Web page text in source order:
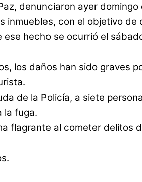
denunciaron ayer
inmuebles, con el objetivo
hecho se ocurrió el
los daños han sido graves
de la Policía, a siete
la fuga.
flagrante al cometer delitos